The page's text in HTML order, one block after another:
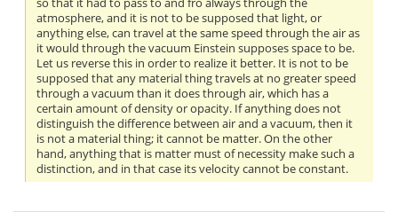
atmosphere, and it is not to be supposed that light, or
anything else, can travel at the same speed through the air as
it would through the vacuum Einstein supposes space to be.
Let us reverse this in order to realize it better. It is not to be
supposed that any material thing travels at no greater speed
through a vacuum than it does through air, which has a
certain amount of density or opacity. If anything does not
distinguish the difference between air and a vacuum, then it
is not a material thing; it cannot be matter. On the other
hand, anything that is matter must of necessity make such a
distinction, and in that case its velocity cannot be constant.